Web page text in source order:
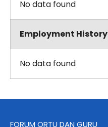
No data found
Employment History
No data found
FORUM ORTU DAN GURU